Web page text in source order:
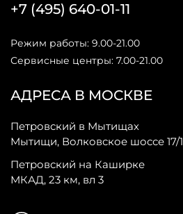
АДРЕСА В МОСКВЕ
Петровский в Мытищах
Мытищи, Волковское шоссе 17/1
Петровский на Каширке
МКАД, 23 км, вл 3
+7 (495) 640-01-11
Режим работы: 9.00-21.00
Сервисные центры: 7.00-21.00